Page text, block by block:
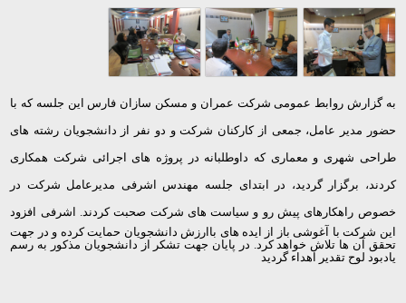
به گزارش روابط عمومی شرکت عمران و مسکن سازان فارس این جلسه که با
حضور مدیر عامل، جمعی از کارکنان شرکت و دو نفر از دانشجویان رشته های
طراحی شهری و معماری که داوطلبانه در پروژه های اجرائی شرکت همکاری
کردند، برگزار گردید، در ابتدای جلسه مهندس اشرفی مدیرعامل شرکت در
خصوص راهکارهای پیش رو و سیاست های شرکت صحبت کردند.
اشرفی افزود
این شرکت با آغوشی باز از ایده های باارزش دانشجویان حمایت کرده و در جهت
تحقق آن ها تلاش خواهد کرد. در پایان جهت تشکر از دانشجویان مذکور به رسم
یادبود لوح تقدیر اهداء گردید